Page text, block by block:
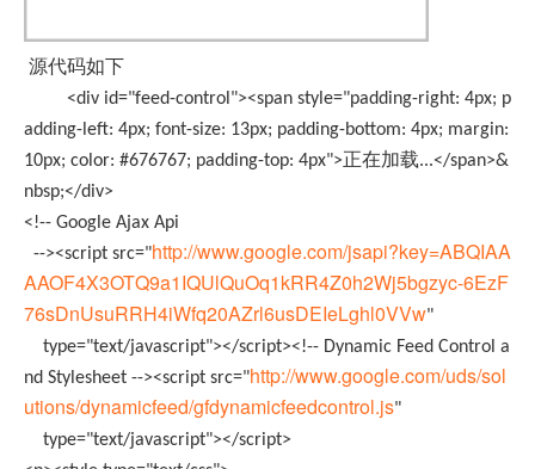
源代码如下
<div id="feed-control"><span style="padding-right: 4px; p
adding-left: 4px; font-size: 13px; padding-bottom: 4px; margin:
10px; color: #676767; padding-top: 4px">正在加载...</span>&
nbsp;</div>
<!-- Google Ajax Api
--><script src="http://www.google.com/jsapi?key=ABQIAA
AAOF4X3OTQ9a1IQUlQuOq1kRR4Z0h2Wj5bgzyc-6EzF
76sDnUsuRRH4iWfq20AZrl6usDEIeLghl0VVw"
type="text/javascript"></script><!-- Dynamic Feed Control a
nd Stylesheet --><script src="http://www.google.com/uds/sol
utions/dynamicfeed/gfdynamicfeedcontrol.js"
type="text/javascript"></script>